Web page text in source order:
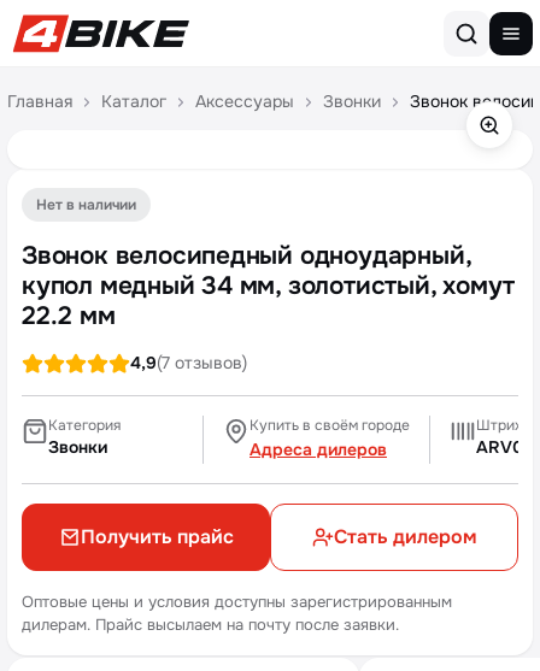
Главная Каталог Аксессуары Звонки Звонок
Нет в наличии
Звонок велосипедный одноударный,
купол медный 34 мм, золотистый, хомут
22.2 мм
4,9(7 отзывов)
Категория
Звонки
Купить в своём городе
Адреса дилеров
Получить прайс Стать дилером
Оптовые цены и условия доступны зарегистрированным
дилерам. Прайс высылаем на почту после заявки.